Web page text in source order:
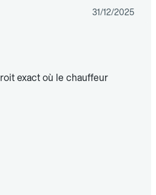
31/12/2025
exact où le chauffeur